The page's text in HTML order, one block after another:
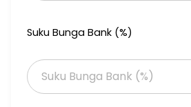
Suku Bunga Bank (%)